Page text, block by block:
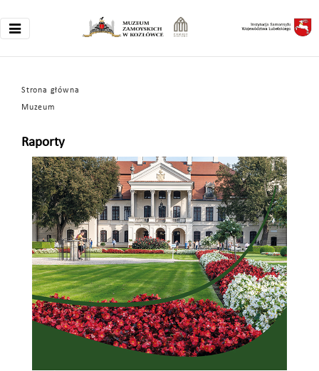
Strona główna
Muzeum
Raporty